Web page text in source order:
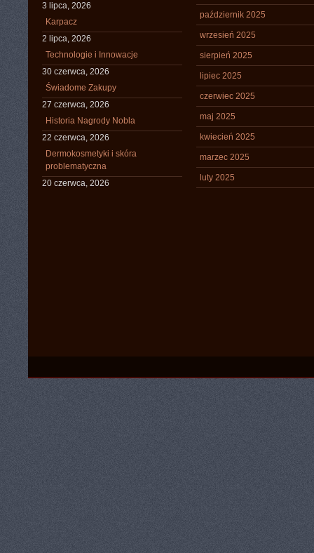
3 lipca, 2026
Karpacz
2 lipca, 2026
Technologie i Innowacje
30 czerwca, 2026
Świadome Zakupy
27 czerwca, 2026
Historia Nagrody Nobla
22 czerwca, 2026
Dermokosmetyki i skóra
problematyczna
20 czerwca, 2026
październik 2025
wrzesień 2025
sierpień 2025
lipiec 2025
czerwiec 2025
maj 2025
kwiecień 2025
marzec 2025
luty 2025